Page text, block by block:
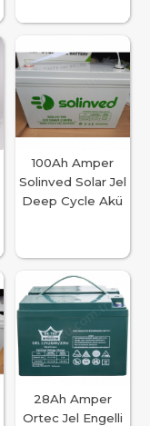
100Ah Amper
Solinved Solar Jel
Deep Cycle Akü
28Ah Amper
Ortec Jel Engelli